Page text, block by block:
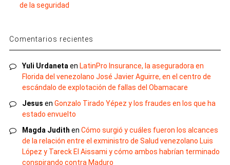
de la seguridad
Comentarios recientes
Yuli Urdaneta en LatinPro Insurance, la aseguradora en
Florida del venezolano José Javier Aguirre, en el centro de
escándalo de explotación de fallas del Obamacare
Jesus en Gonzalo Tirado Yépez y los fraudes en los que ha
estado envuelto
Magda Judith en Cómo surgió y cuáles fueron los alcances
de la relación entre el exministro de Salud venezolano Luis
López y Tareck El Aissami y cómo ambos habrían terminado
conspirando contra Maduro